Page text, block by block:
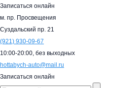
Записаться онлайн
м. пр. Просвещения
Суздальский пр. 21
(921) 930-09-67
10:00-20:00, без выходных
hottabych-auto@mail.ru
Записаться онлайн